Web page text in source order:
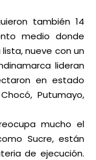
también 14
medio donde
nueve con un
lideran
en estado
Putumayo,
mucho el
Sucre, están
de ejecución.